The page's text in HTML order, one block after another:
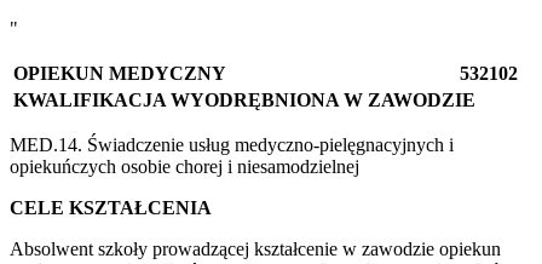
"
OPIEKUN MEDYCZNY
532102
KWALIFIKACJA WYODRĘBNIONA W ZAWODZIE
MED.14. Świadczenie usług medyczno-pielęgnacyjnych i
opiekuńczych osobie chorej i niesamodzielnej
CELE KSZTAŁCENIA
Absolwent szkoły prowadzącej kształcenie w zawodzie opiekun